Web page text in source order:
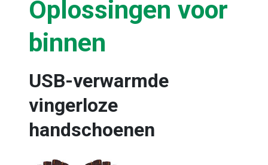
Oplossingen voor
binnen
USB-verwarmde
vingerloze
handschoenen